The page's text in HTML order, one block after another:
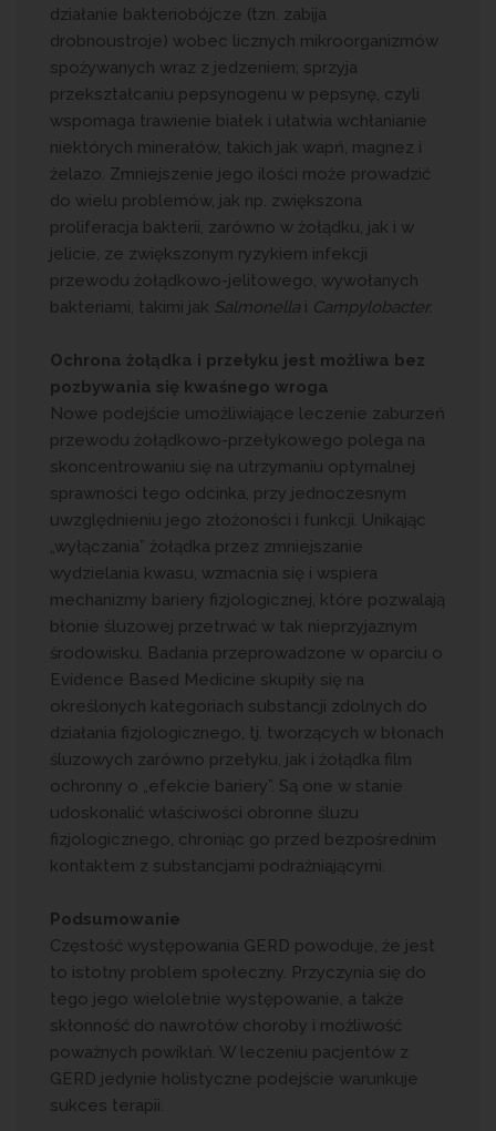
działanie bakteriobójcze (tzn. zabija
drobnoustroje) wobec licznych mikroorganizmów
spożywanych wraz z jedzeniem; sprzyja
przekształcaniu pepsynogenu w pepsynę, czyli
wspomaga trawienie białek i ułatwia wchłanianie
niektórych minerałów, takich jak wapń, magnez i
żelazo. Zmniejszenie jego ilości może prowadzić
do wielu problemów, jak np. zwiększona
proliferacja bakterii, zarówno w żołądku, jak i w
jelicie, ze zwiększonym ryzykiem infekcji
przewodu żołądkowo-jelitowego, wywołanych
bakteriami, takimi jak Salmonella i Campylobacter.
Ochrona żołądka i przełyku jest możliwa bez
pozbywania się kwaśnego wroga
Nowe podejście umożliwiające leczenie zaburzeń
przewodu żołądkowo-przełykowego polega na
skoncentrowaniu się na utrzymaniu optymalnej
sprawności tego odcinka, przy jednoczesnym
uwzględnieniu jego złożoności i funkcji. Unikając
„wyłączania” żołądka przez zmniejszanie
wydzielania kwasu, wzmacnia się i wspiera
mechanizmy bariery fizjologicznej, które pozwalają
błonie śluzowej przetrwać w tak nieprzyjaznym
środowisku. Badania przeprowadzone w oparciu o
Evidence Based Medicine skupiły się na
określonych kategoriach substancji zdolnych do
działania fizjologicznego, tj. tworzących w błonach
śluzowych zarówno przełyku, jak i żołądka film
ochronny o „efekcie bariery”. Są one w stanie
udoskonalić właściwości obronne śluzu
fizjologicznego, chroniąc go przed bezpośrednim
kontaktem z substancjami podrażniającymi.
Podsumowanie
Częstość występowania GERD powoduje, że jest
to istotny problem społeczny. Przyczynia się do
tego jego wieloletnie występowanie, a także
skłonność do nawrotów choroby i możliwość
poważnych powikłań. W leczeniu pacjentów z
GERD jedynie holistyczne podejście warunkuje
sukces terapii.